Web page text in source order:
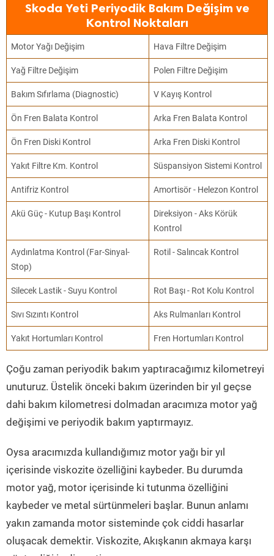
Skoda Yeti Periyodik Bakım Değişim ve
Kontrol Noktaları
Motor Yağı Değişim Hava Filtre Değişim
Yağ Filtre Değişim Polen Filtre Değişim
Bakım Sıfırlama (Diagnostic) V Kayış Kontrol
Ön Fren Balata Kontrol Arka Fren Balata Kontrol
Ön Fren Diski Kontrol Arka Fren Diski Kontrol
Yakıt Filtre Km. Kontrol Süspansiyon Sistemi Kontrol
Antifriz Kontrol Amortisör - Helezon Kontrol
Akü Güç - Kutup Başı Kontrol
Direksiyon - Aks Körük
Kontrol
Aydınlatma Kontrol (Far-Sinyal-
Stop)
Rotil - Salıncak Kontrol
Silecek Lastik - Suyu Kontrol Rot Başı - Rot Kolu Kontrol
Sıvı Sızıntı Kontrol Aks Rulmanları Kontrol
Yakıt Hortumları Kontrol Fren Hortumları Kontrol
Çoğu zaman periyodik bakım yaptıracağımız kilometreyi
unuturuz. Üstelik önceki bakım üzerinden bir yıl geçse
dahi bakım kilometresi dolmadan aracımıza motor yağ
değişimi ve periyodik bakım yaptırmayız.
Oysa aracımızda kullandığımız motor yağı bir yıl
içerisinde viskozite özelliğini kaybeder. Bu durumda
motor yağ, motor içerisinde ki tutunma özelliğini
kaybeder ve metal sürtünmeleri başlar. Bunun anlamı
yakın zamanda motor sisteminde çok ciddi hasarlar
oluşacak demektir. Viskozite, Akışkanın akmaya karşı